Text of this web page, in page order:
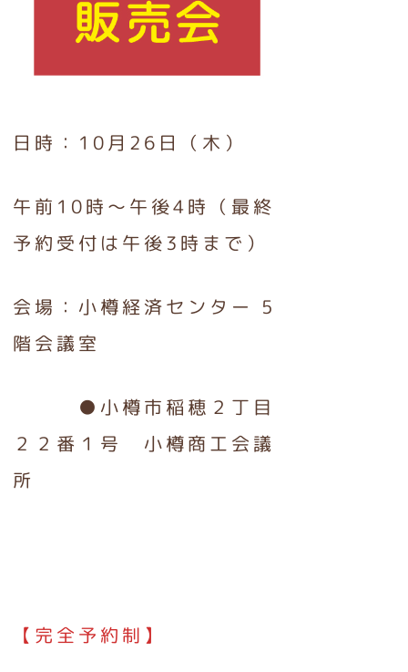
日時：10月26日（木）
午前10時～午後4時（最終
予約受付は午後3時まで）
会場：小樽経済センター 5
階会議室
●小樽市稲穂２丁目
２２番１号 小樽商工会議
所
【完全予約制】